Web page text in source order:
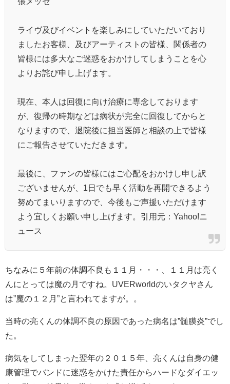
ライヴ及びイベントを楽しみにしていただいており
ましたお客様、及びアーティストの皆様、関係者の
皆様には多大なご迷惑をおかけしてしまうことを心
よりお詫び申し上げます。
現在、本人は回復に向け治療に専念しております
が、復帰の時期などは病状が完全に回復してからと
なりますので、退院後に担当医師と相談の上で皆様
にご報告させていただきます。
最後に、ファンの皆様にはご心配をおかけし申し訳
ございませんが、1日でも早く活動を再開できるよう
努めてまいりますので、今後もご声援いただけます
よう宜しくお願い申し上げます。引用元：Yahoo!ニ
ュース
ちなみに５年前の体調不良も１１月・・・、１１月は亮く
んにとっては魔の月ですね。UVERworldのいタクヤさん
は”魔の１２月”と言われてますが。。
当時の亮くんの体調不良の原因であった病名は”髄膜炎”でし
た。
病気をしてしまった翌年の２０１５年、亮くんは自身の健
康管理でバンドに迷惑をかけた責任からハードなダイエッ